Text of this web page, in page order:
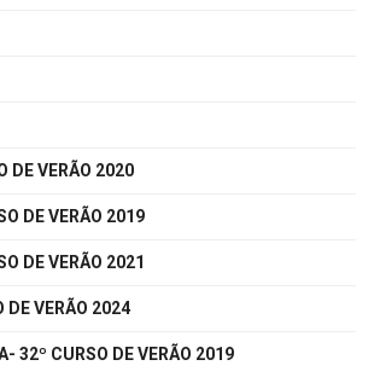
DE VERÃO 2020
DE VERÃO 2019
DE VERÃO 2021
DE VERÃO 2024
32º CURSO DE VERÃO 2019